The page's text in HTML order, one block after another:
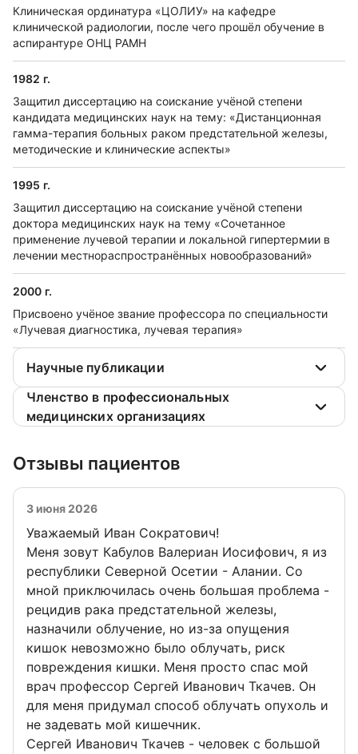
Клиническая ординатура «ЦОЛИУ» на кафедре
клинической радиологии, после чего прошёл обучение в
аспирантуре ОНЦ РАМН
1982 г.
Защитил диссертацию на соискание учёной степени
кандидата медицинских наук на тему: «Дистанционная
гамма-терапия больных раком предстательной железы,
методические и клинические аспекты»
1995 г.
Защитил диссертацию на соискание учёной степени
доктора медицинских наук на тему «Сочетанное
применение лучевой терапии и локальной гипертермии в
лечении местнораспространённых новообразований»
2000 г.
Присвоено учёное звание профессора по специальности
«Лучевая диагностика, лучевая терапия»
Научные публикации
Членство в профессиональных
медицинских организациях
Отзывы пациентов
3 июня 2026
Уважаемый Иван Сократович!
Меня зовут Кабулов Валериан Иосифович, я из
республики Северной Осетии - Алании. Со
мной приключилась очень большая проблема -
рецидив рака предстательной железы,
назначили облучение, но из-за опущения
кишок невозможно было облучать, риск
повреждения кишки. Меня просто спас мой
врач профессор Сергей Иванович Ткачев. Он
для меня придумал способ облучать опухоль и
не задевать мой кишечник.
Сергей Иванович Ткачев - человек с большой